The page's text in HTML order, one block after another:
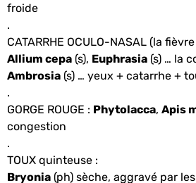
froide
.
CATARRHE OCULO-NASAL (la
Allium cepa (s), Euphrasia (s) … la
Ambrosia (s) … yeux + catarrhe +
.
GORGE ROUGE : Phytolacca, Apis
congestion
.
TOUX quinteuse :
Bryonia (ph) sèche, aggravé par